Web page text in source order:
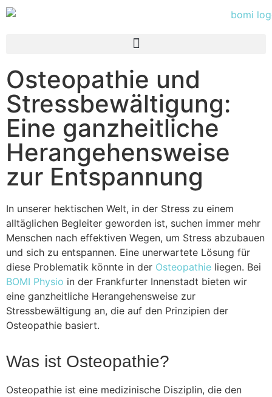
Osteopathie und
Stressbewältigung:
Eine ganzheitliche
Herangehensweise
zur Entspannung
In unserer hektischen Welt, in der Stress zu einem
alltäglichen Begleiter geworden ist, suchen immer mehr
Menschen nach effektiven Wegen, um Stress abzubauen
und sich zu entspannen. Eine unerwartete Lösung für
diese Problematik könnte in der Osteopathie liegen. Bei
BOMI Physio in der Frankfurter Innenstadt bieten wir
eine ganzheitliche Herangehensweise zur
Stressbewältigung an, die auf den Prinzipien der
Osteopathie basiert.
Was ist Osteopathie?
Osteopathie ist eine medizinische Disziplin, die den